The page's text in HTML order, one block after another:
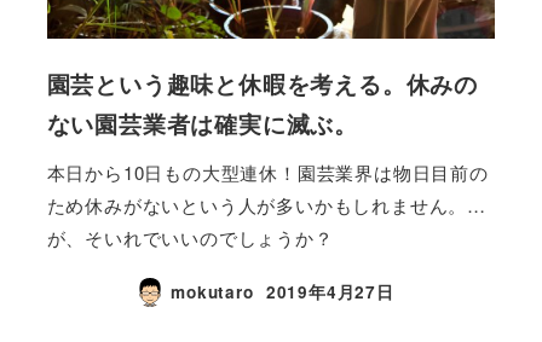
園芸という趣味と休暇を考える。休みの
ない園芸業者は確実に滅ぶ。
本日から10日もの大型連休！園芸業界は物日目前の
ため休みがないという人が多いかもしれません。…
が、そいれでいいのでしょうか？
mokutaro 2019年4月27日